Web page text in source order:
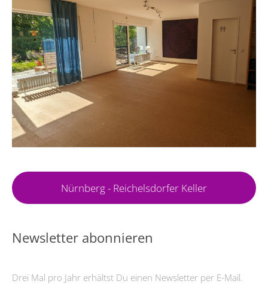
Nürnberg - Reichelsdorfer Keller
Newsletter abonnieren
Drei Mal pro Jahr erhältst Du einen Newsletter per E-Mail.